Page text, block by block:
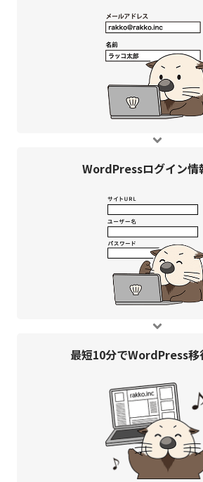
WordPressログイン情
最短10分でWordPress移